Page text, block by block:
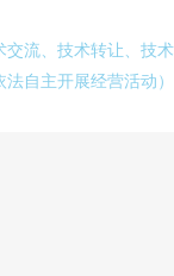
交流、技术转让、技术
自主开展经营活动）